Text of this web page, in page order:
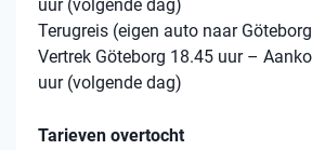
uur (volgende dag)
Terugreis (eigen auto naar
Vertrek Göteborg 18.45 uur –
uur (volgende dag)
Tarieven overtocht